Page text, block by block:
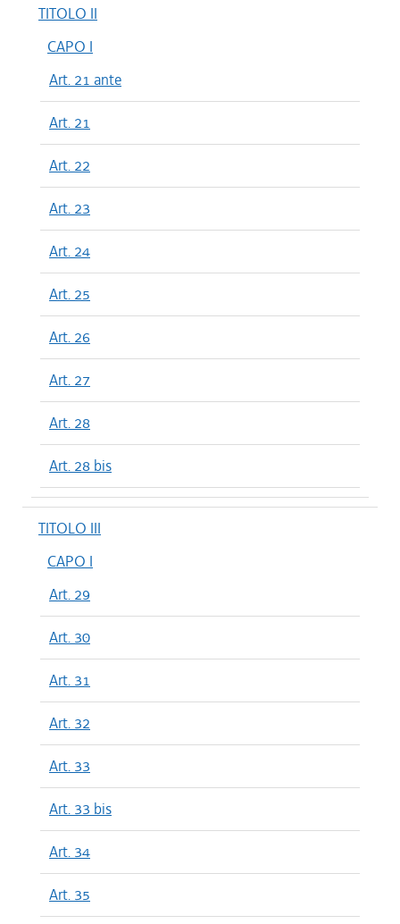
TITOLO II
CAPO I
Art. 21 ante
Art. 21
Art. 22
Art. 23
Art. 24
Art. 25
Art. 26
Art. 27
Art. 28
Art. 28 bis
TITOLO III
CAPO I
Art. 29
Art. 30
Art. 31
Art. 32
Art. 33
Art. 33 bis
Art. 34
Art. 35